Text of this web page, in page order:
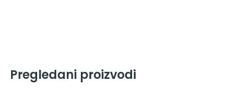
Pregledani proizvodi